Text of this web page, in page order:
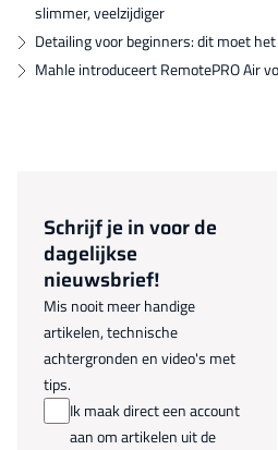
slimmer, veelzijdiger
Detailing voor beginners: dit moet
Mahle introduceert RemotePRO Air
Schrijf je in voor de
dagelijkse
nieuwsbrief!
Mis nooit meer handige
artikelen, technische
achtergronden en video's met
tips.
Ik maak direct een account
aan om artikelen uit de